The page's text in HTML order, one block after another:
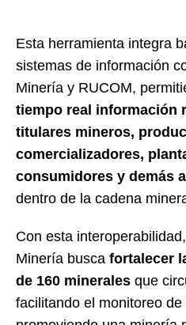
Esta herramienta integra
sistemas de información
Minería y RUCOM,
tiempo real información
titulares mineros,
comercializadores,
consumidores y demás
dentro de la cadena
Con esta
Minería busca fortalecer
de 160 minerales que
facilitando el monitoreo